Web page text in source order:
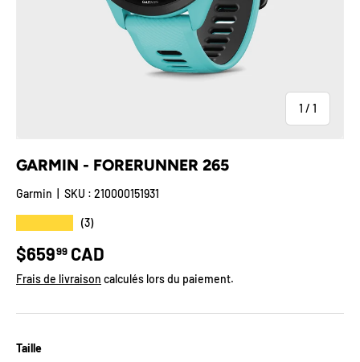
1 / de
1
GARMIN - FORERUNNER 265
Garmin SKU : 210000151931
(3)
Prix habituel
$65999 CAD
Frais de livraison calculés lors du paiement.
Taille